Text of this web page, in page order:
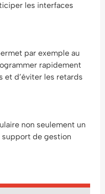
les interfaces
par exemple au
rapidement
et d’éviter les retards
non seulement un
support de gestion